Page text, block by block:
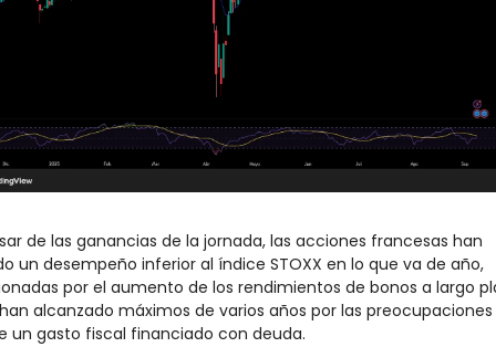
de las ganancias de la jornada, las acciones francesas han
un desempeño inferior al índice STOXX en lo que va de año,
por el aumento de los rendimientos de bonos a largo
alcanzado máximos de varios años por las preocupaciones
un gasto fiscal financiado con deuda.